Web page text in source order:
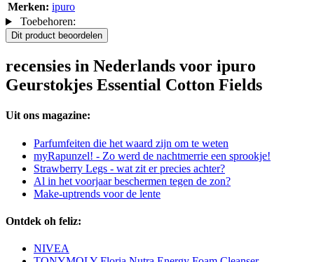
Merken: ipuro
Toebehoren:
Dit product beoordelen
recensies in Nederlands voor ipuro
Geurstokjes Essential Cotton Fields
Uit ons magazine:
Parfumfeiten die het waard zijn om te weten
myRapunzel! - Zo werd de nachtmerrie een sprookje!
Strawberry Legs - wat zit er precies achter?
Al in het voorjaar beschermen tegen de zon?
Make-uptrends voor de lente
Ontdek oh feliz:
NIVEA